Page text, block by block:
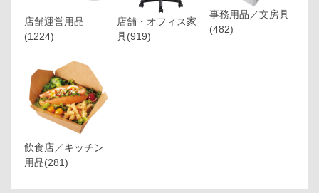
店舗運営用品
(1224)
店舗・オフィス家
具(919)
事務用品／文房具
(482)
飲食店／キッチン
用品(281)